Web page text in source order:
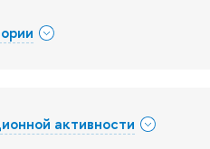
активности